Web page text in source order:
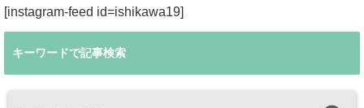
[instagram-feed id=ishikawa19]
キーワードで記事検索